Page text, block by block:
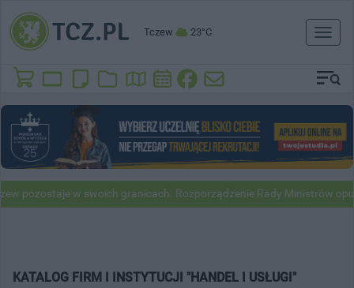
Tczew 23°C
Toggle
w swoich granicach. Rozporządzenie Rady Ministrów
KATALOG FIRM I INSTYTUCJI "HANDEL I USŁUGI"